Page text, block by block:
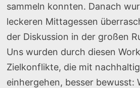
sammeln konnten. Danach
leckeren Mittagessen
der Diskussion in der großen
Uns wurden durch diesen
Zielkonflikte, die mit
einhergehen, besser bewusst: